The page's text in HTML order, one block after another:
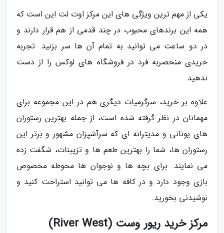
یکی از مهم ترین ویژگی های این مرکز اوت لت این است که
همه این برندهای محبوب در چند قدمی از هم قرار دارند و
در دو ساعت می توانید به تمام آن ها سر بزنید. تجربه
خریدی منحصربه فرد در فروشگاه های لوکس را از دست
ندهید.
علاوه بر خرید، سرگرمیات دیگری هم در این مجموعه برای
مهمانان در نظر گرفته شده است، از جمله بهترین رستوران
های یونانی و مدیترانه ای که سرآشپزان مشهور و برتر این
رستوران ها، شما را بهترین طعم ها و تزیینات، شگفت زده
می نمایند. برای بچه ها و نوجوان ها محوطه مخصوص
بازی وجود دارد و در کافه ها می توانید استراحت کنید و
نوشیدنی بخورید.
مرکز خرید ریور وست (River West)